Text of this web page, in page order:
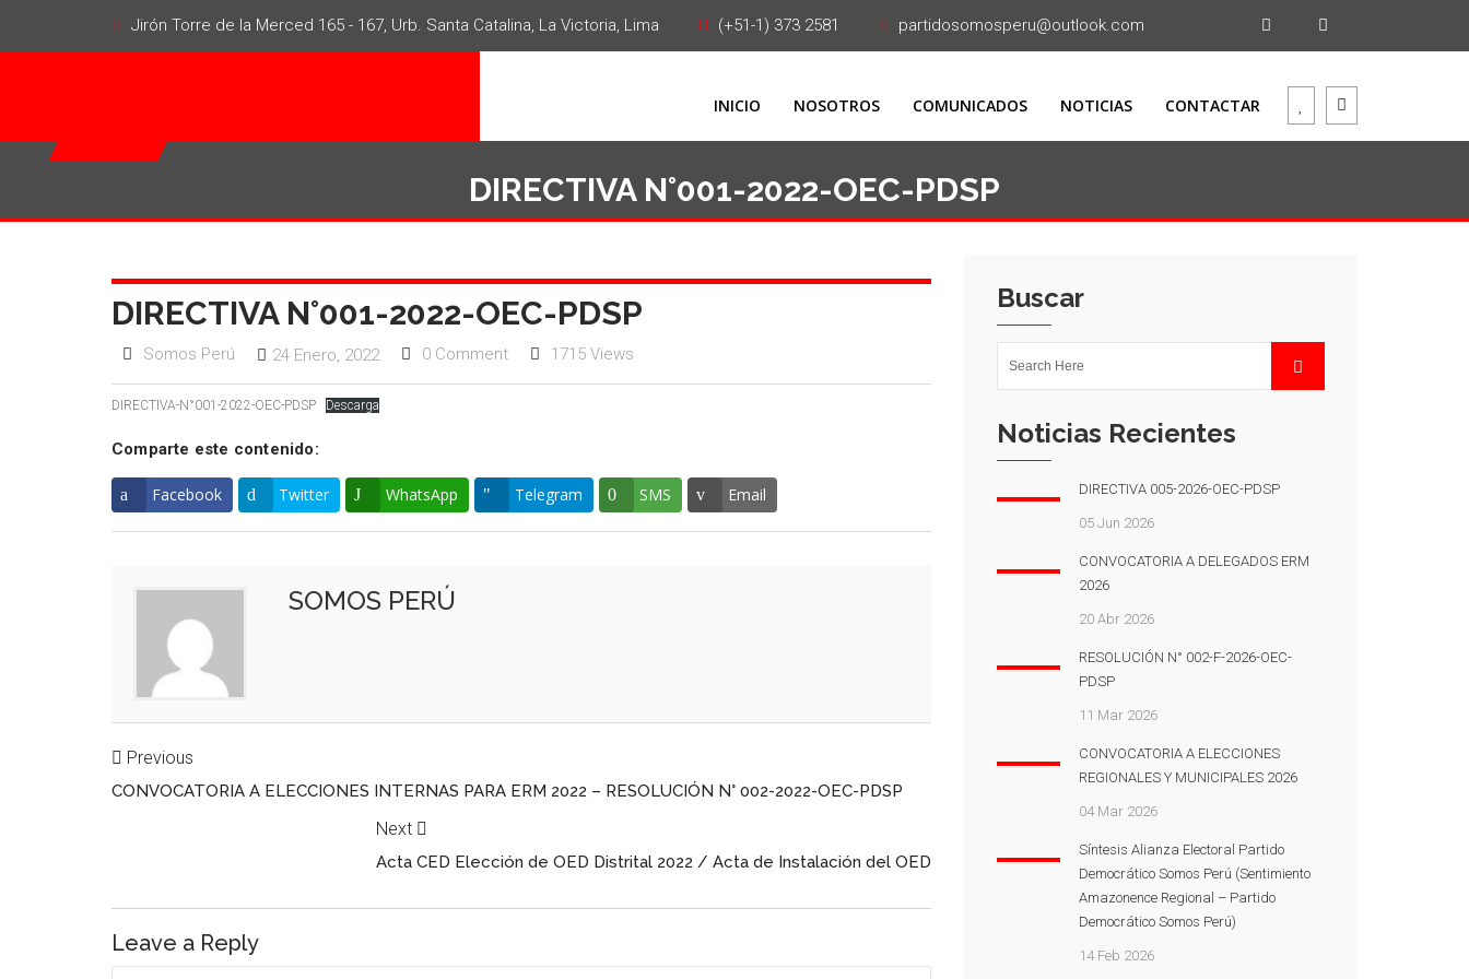
Jirón Torre de la Merced 165 - 167, Urb. Santa Catalina, La Victoria, Lima (+51-1) 373 2581 partidosomosperu@outlook.com
INICIO NOSOTROS COMUNICADOS NOTICIAS CONTACTAR
DIRECTIVA N°001-2022-OEC-PDSP
DIRECTIVA N°001-2022-OEC-PDSP
Somos Perú 24 Enero, 2022 0 Comment 1715 Views
DIRECTIVA-N°001-2022-OEC-PDSP Descarga
Comparte este contenido:
Facebook Twitter WhatsApp Telegram SMS Email
SOMOS PERÚ
Previous
CONVOCATORIA A ELECCIONES INTERNAS PARA ERM 2022 – RESOLUCIÓN N° 002-2022-OEC-PDSP
Next
Acta CED Elección de OED Distrital 2022 / Acta de Instalación del OED
Leave a Reply
Buscar
Noticias Recientes
DIRECTIVA 005-2026-OEC-PDSP
05 Jun 2026
CONVOCATORIA A DELEGADOS ERM
2026
20 Abr 2026
RESOLUCIÓN N° 002-F-2026-OEC-
PDSP
11 Mar 2026
CONVOCATORIA A ELECCIONES
REGIONALES Y MUNICIPALES 2026
04 Mar 2026
Síntesis Alianza Electoral Partido
Democrático Somos Perú (Sentimiento
Amazonence Regional – Partido
Democrático Somos Perú)
14 Feb 2026